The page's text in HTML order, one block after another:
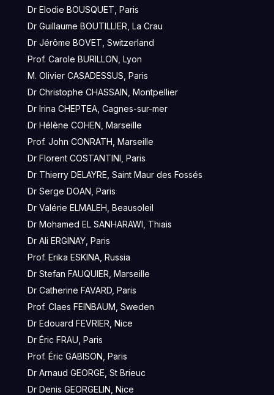
Dr Elodie BOUSQUET, Paris
Dr Guillaume BOUTILLIER, La Crau
Dr Jérôme BOVET, Switzerland
Prof. Carole BURILLON, Lyon
M. Olivier CASADESSUS, Paris
Dr Christophe CHASSAIN, Montpellier
Dr Irina CHEPTEA, Cagnes-sur-mer
Dr Hélène COHEN, Marseille
Prof. John CONRATH, Marseille
Dr Florent COSTANTINI, Paris
Dr Thierry DELAYRE, Saint Maur des Fossés
Dr Serge DOAN, Paris
Dr Valérie ELMALEH, Beausoleil
Dr Mohamed EL SANHARAWI, Thiais
Dr Ali ERGINAY, Paris
Prof. Erika ESKINA, Russia
Dr Stefan FAUQUIER, Marseille
Dr Catherine FAVARD, Paris
Prof. Claes FEINBAUM, Sweden
Dr Edouard FEVRIER, Nice
Dr Éric FRAU, Paris
Prof. Éric GABISON, Paris
Dr Arnaud GEORGE, St Brieuc
Dr Denis GEORGELIN, Nice